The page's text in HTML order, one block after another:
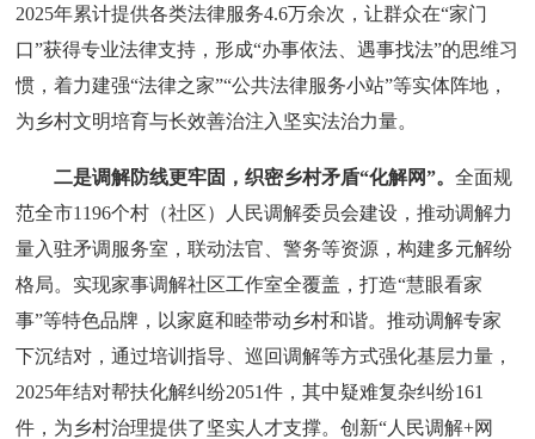
2025年累计提供各类法律服务4.6万余次，让群众在“家门
口”获得专业法律支持，形成“办事依法、遇事找法”的思维习
惯，着力建强“法律之家”“公共法律服务小站”等实体阵地，
为乡村文明培育与长效善治注入坚实法治力量。
二是调解防线更牢固，织密乡村矛盾“化解网”。 全面规
范全市1196个村（社区）人民调解委员会建设，推动调解力
量入驻矛调服务室，联动法官、警务等资源，构建多元解纷
格局。实现家事调解社区工作室全覆盖，打造“慧眼看家
事”等特色品牌，以家庭和睦带动乡村和谐。推动调解专家
下沉结对，通过培训指导、巡回调解等方式强化基层力量，
2025年结对帮扶化解纠纷2051件，其中疑难复杂纠纷161
件，为乡村治理提供了坚实人才支撑。创新“人民调解+网